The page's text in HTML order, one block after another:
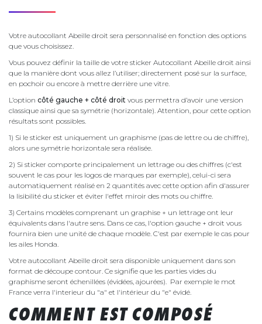
Votre autocollant Abeille droit sera personnalisé en fonction des options
que vous choisissez.
Vous pouvez définir la taille de votre sticker Autocollant Abeille droit ainsi
que la manière dont vous allez l’utiliser; directement posé sur la surface,
en pochoir ou encore à mettre derrière une vitre.
L’option côté gauche + côté droit vous permettra d’avoir une version
classique ainsi que sa symétrie (horizontale). Attention, pour cette option
résultats sont possibles.
1) Si le sticker est uniquement un graphisme (pas de lettre ou de chiffre),
alors une symétrie horizontale sera réalisée.
2) Si sticker comporte principalement un lettrage ou des chiffres (c'est
souvent le cas pour les logos de marques par exemple), celui-ci sera
automatiquement réalisé en 2 quantités avec cette option afin d'assurer
la lisibilité du sticker et éviter l'effet miroir des mots ou chiffre.
3) Certains modèles comprenant un graphise + un lettrage ont leur
équivalents dans l'autre sens. Dans ce cas, l'option gauche + droit vous
fournira bien une unité de chaque modèle. C'est par exemple le cas pour
les ailes Honda.
Votre autocollant Abeille droit sera disponible uniquement dans son
format de découpe contour. Ce signifie que les parties vides du
graphisme seront échenillées (évidées, ajourées). Par exemple le mot
France verra l'interieur du "a" et l'intérieur du "e" évidé.
COMMENT EST COMPOSÉ